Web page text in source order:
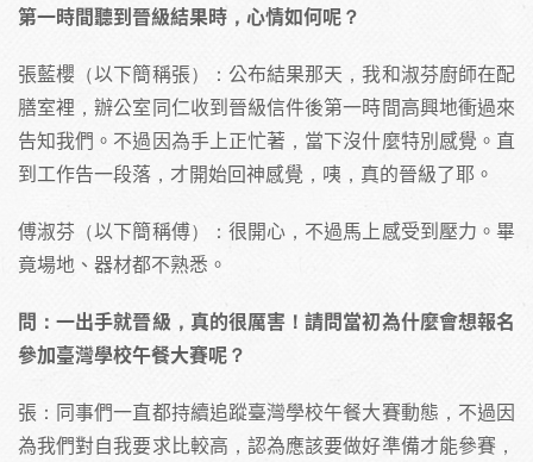
第一時間聽到晉級結果時，心情如何呢？
張藍櫻（以下簡稱張）：公布結果那天，我和淑芬廚師在配
膳室裡，辦公室同仁收到晉級信件後第一時間高興地衝過來
告知我們。不過因為手上正忙著，當下沒什麼特別感覺。直
到工作告一段落，才開始回神感覺，咦，真的晉級了耶。
傅淑芬（以下簡稱傅）：很開心，不過馬上感受到壓力。畢
竟場地、器材都不熟悉。
問：一出手就晉級，真的很厲害！請問當初為什麼會想報名
參加臺灣學校午餐大賽呢？
張：同事們一直都持續追蹤臺灣學校午餐大賽動態，不過因
為我們對自我要求比較高，認為應該要做好準備才能參賽，